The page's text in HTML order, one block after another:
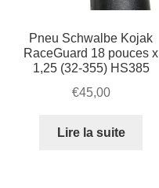
Pneu Schwalbe Kojak
RaceGuard 18 pouces x
1,25 (32-355) HS385
€45,00
Lire la suite